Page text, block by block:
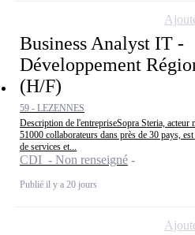
Business Analyst IT -
Développement
(H/F)
59 - LEZENNES
Description de l'entrepriseSopra Steria, acteur
51000 collaborateurs dans près de 30 pays,
de services et...
CDI - Non renseigné
Publié il y a 20 jours